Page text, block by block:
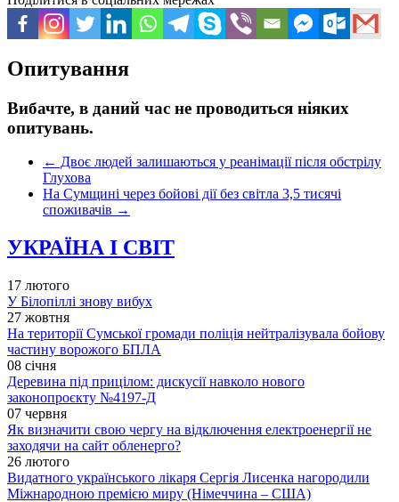
Опитування
Вибачте, в даний час не проводиться ніяких
опитувань.
← Двоє людей залишаються у реанімації після обстрілу
Глухова
На Сумщині через бойові дії без світла 3,5 тисячі
споживачів →
УКРАЇНА І СВІТ
17 лютого
У Білопіллі знову вибух
27 жовтня
На території Сумської громади поліція нейтралізувала бойову
частину ворожого БПЛА
08 січня
Деревина під прицілом: дискусії навколо нового
законопроєкту №4197-Д
07 червня
Як визначити свою чергу на відключення електроенергії не
заходячи на сайт обленерго?
26 лютого
Видатного українського лікаря Сергія Лисенка нагородили
Міжнародною премією миру (Німеччина – США)